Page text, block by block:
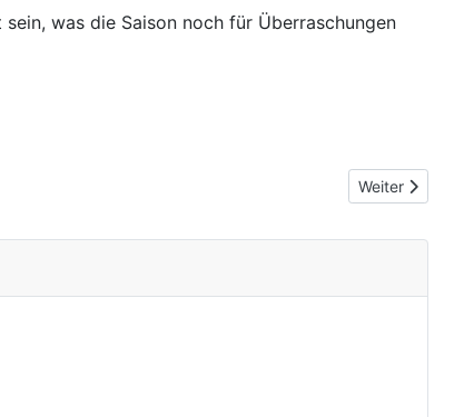
was die Saison noch für Überraschungen
Nächster
Weiter